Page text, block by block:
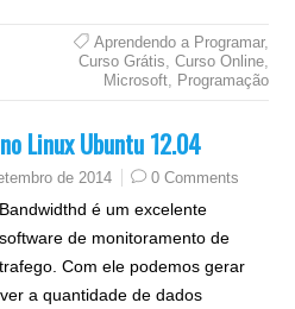
Aprendendo a Programar,
Curso Grátis, Curso Online,
Microsoft, Programação
Linux Ubuntu 12.04
de 2014 0 Comments
Bandwidthd é um excelente
software de monitoramento de
trafego. Com ele podemos gerar
a quantidade de dados